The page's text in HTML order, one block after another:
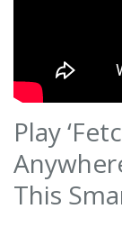
Play
This